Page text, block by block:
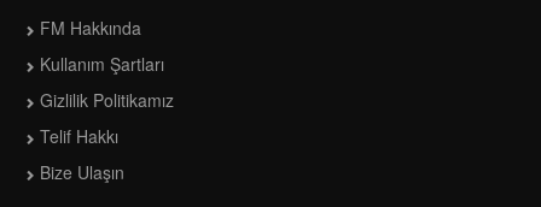
FM Hakkında
Kullanım Şartları
Gizlilik Politikamız
Telif Hakkı
Bize Ulaşın